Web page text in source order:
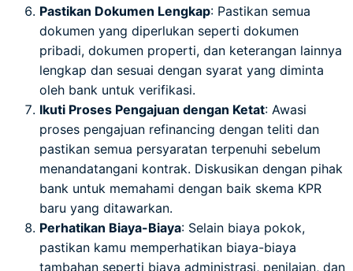
Pastikan Dokumen Lengkap: Pastikan semua
dokumen yang diperlukan seperti dokumen
pribadi, dokumen properti, dan keterangan lainnya
lengkap dan sesuai dengan syarat yang diminta
oleh bank untuk verifikasi.
Ikuti Proses Pengajuan dengan Ketat: Awasi
proses pengajuan refinancing dengan teliti dan
pastikan semua persyaratan terpenuhi sebelum
menandatangani kontrak. Diskusikan dengan pihak
bank untuk memahami dengan baik skema KPR
baru yang ditawarkan.
Perhatikan Biaya-Biaya: Selain biaya pokok,
pastikan kamu memperhatikan biaya-biaya
tambahan seperti biaya administrasi, penilaian, dan